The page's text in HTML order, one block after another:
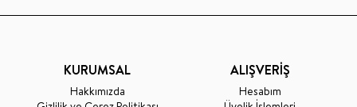
KURUMSAL
Hakkımızda
ALIŞVERİŞ
Hesabım